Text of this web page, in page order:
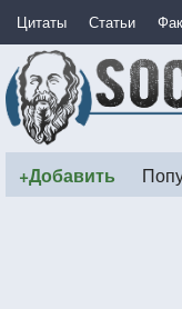
Цитаты Статьи
+Добавить